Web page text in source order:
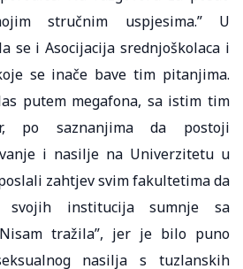
stručnim uspjesima.” U
se i Asocijacija srednjoškolaca i
se inače bave tim pitanjima.
putem megafona, sa istim tim
po saznanjima da postoji
i nasilje na Univerzitetu u
zahtjev svim fakultetima da
svojih institucija sumnje sa
tražila”, jer je bilo puno
nasilja s tuzlanskih